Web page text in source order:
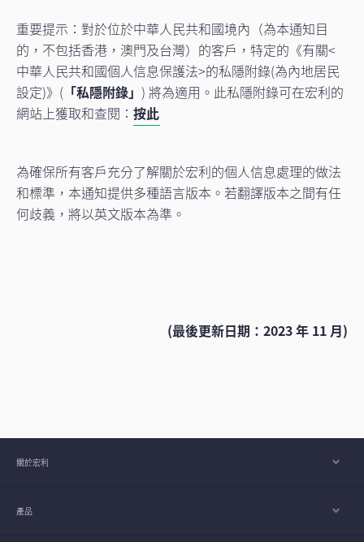
重要提示：對於位於中華人民共和國境內（為本通知目
的，不包括香港，澳門及台灣）的客戶，特定的《有關<
中華人民共和國個人信息保護法>的私隱附錄(為內地居民
設定)》( 「私隱附錄」 ) 將為適用。此私隱附錄可在宏利的
網站上獲取和查閱： 按此
為確保所有客戶充分了解關於宏利的個人信息處理的做法
和標準，本通知提供多種語言版本。若翻譯版本之間有任
何歧義，將以英文版本為準。
(最後更新日期：2023 年 11 月)
關於宏利
產品